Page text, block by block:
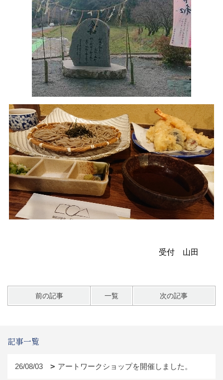
受付 山田
前の記事 一覧 次の記事
記事一覧
26/08/03 アートワークショップを開催しました。